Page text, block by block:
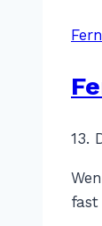
Von
13.